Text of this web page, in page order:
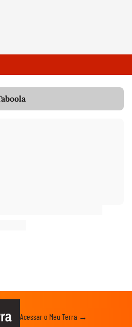
Acessar o Meu Terra →